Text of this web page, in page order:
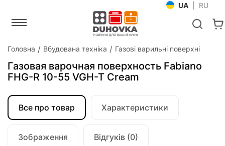
UA RU
Головна Вбудована техніка Газові варильні поверхні
Газовая варочная поверхность Fabiano
FHG-R 10-55 VGH-T Cream
Все про товар Характеристики
Зображення Відгуків (0)